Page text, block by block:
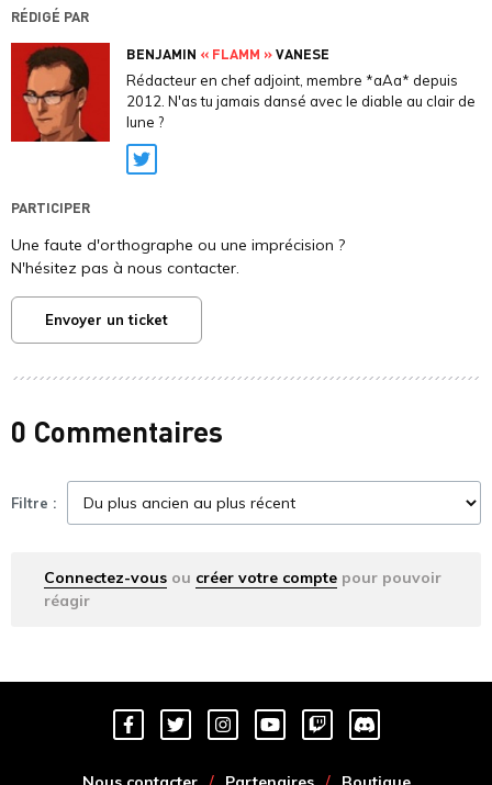
RÉDIGÉ PAR
BENJAMIN « FLAMM »VANESE
Rédacteur en chef adjoint, membre *aAa* depuis
2012. N'as tu jamais dansé avec le diable au clair de
lune ?
Twitter
PARTICIPER
Une faute d'orthographe ou une imprécision ?
N'hésitez pas à nous contacter.
Envoyer un ticket
0 Commentaires
Filtre :
Connectez-vous ou créer votre compte pour pouvoir
réagir